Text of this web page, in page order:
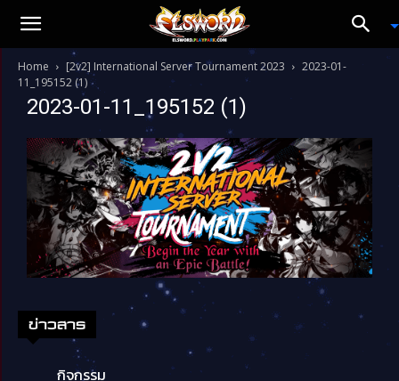
Home [2v2] International Server Tournament 2023
2023-01-
11_195152 (1)
2023-01-11_195152 (1)
ข่าวสาร
กิจกรรม